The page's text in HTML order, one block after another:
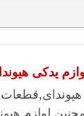
یدکی
لوازم